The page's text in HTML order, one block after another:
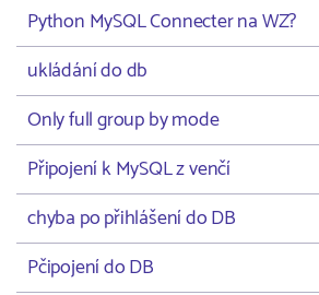
Python MySQL Connecter na WZ?
ukládání do db
Only full group by mode
Připojení k MySQL z venčí
chyba po přihlášení do DB
Pčipojení do DB